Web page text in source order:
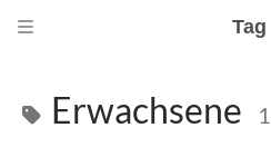
Tag
Erwachsene 1